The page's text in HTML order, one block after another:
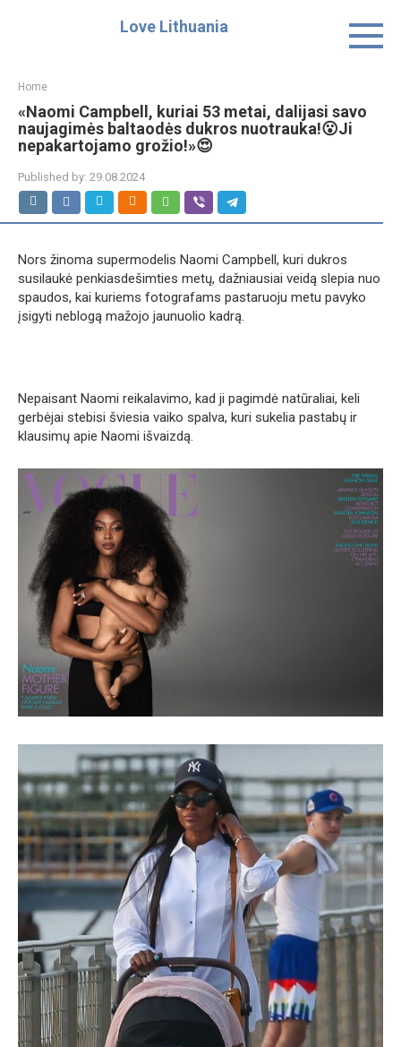
Love Lithuania
Home
«Naomi Campbell, kuriai 53 metai, dalijasi savo
naujagimės baltaodės dukros nuotrauka!😮Ji
nepakartojamo grožio!»😍
Published by: 29.08.2024
Nors žinoma supermodelis Naomi Campbell, kuri dukros
susilaukė penkiasdešimties metų, dažniausiai veidą slepia nuo
spaudos, kai kuriems fotografams pastaruoju metu pavyko
įsigyti neblogą mažojo jaunuolio kadrą.
Nepaisant Naomi reikalavimo, kad ji pagimdė natūraliai, keli
gerbėjai stebisi šviesia vaiko spalva, kuri sukelia pastabų ir
klausimų apie Naomi išvaizdą.